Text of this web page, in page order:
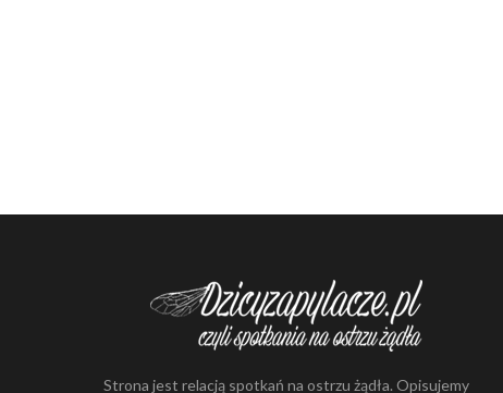
Strona jest relacją spotkań na ostrzu żądła. Opisujemy